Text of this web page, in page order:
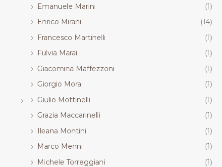
Emanuele Marini
(1)
Enrico Mirani
(14)
Francesco Martinelli
(1)
Fulvia Marai
(1)
Giacomina Maffezzoni
(1)
Giorgio Mora
(1)
Giulio Mottinelli
(1)
Grazia Maccarinelli
(1)
Ileana Montini
(1)
Marco Menni
(1)
Michele Torreggiani
(1)